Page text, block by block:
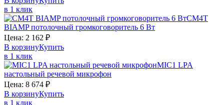
в 1 клик
CM4T
BIAMPпотолочный громкоговоритель 6 Вт
Цена: 2 162 ₽
В корзинуКупить
в 1 клик
MIC1 LPA
настольный речевой микрофон
Цена: 8 674 ₽
В корзинуКупить
в 1 клик